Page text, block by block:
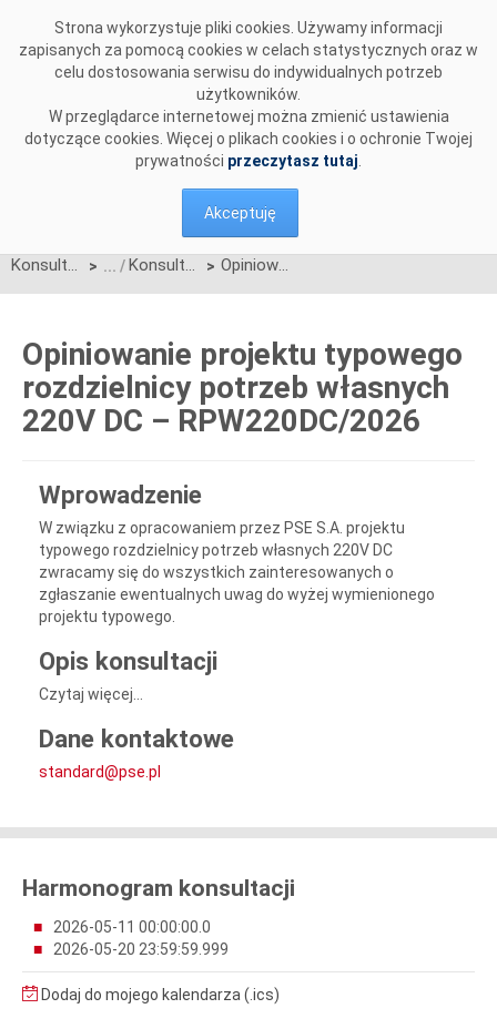
Strona wykorzystuje pliki cookies. Używamy informacji
zapisanych za pomocą cookies w celach statystycznych oraz w
celu dostosowania serwisu do indywidualnych potrzeb
użytkowników.
W przeglądarce internetowej można zmienić ustawienia
dotyczące cookies. Więcej o plikach cookies i o ochronie Twojej
prywatności przeczytasz tutaj
Akceptuję
Konsultacje > Konsultacje zakończone > Opiniowanie projektu typowego rozdzielnicy potrzeb własnych 220V DC – RPW220DC/2026
Opiniowanie projektu typowego
rozdzielnicy potrzeb własnych
220V DC – RPW220DC/2026
Wprowadzenie
W związku z opracowaniem przez PSE S.A. projektu
typowego rozdzielnicy potrzeb własnych 220V DC
zwracamy się do wszystkich zainteresowanych o
zgłaszanie ewentualnych uwag do wyżej wymienionego
projektu typowego.
Opis konsultacji
Czytaj więcej...
Dane kontaktowe
standard@pse.pl
Harmonogram konsultacji
2026-05-11 00:00:00.0
2026-05-20 23:59:59.999
Dodaj do mojego kalendarza (.ics)